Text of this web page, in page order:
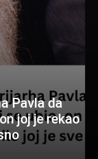
Pavla da
joj je rekao